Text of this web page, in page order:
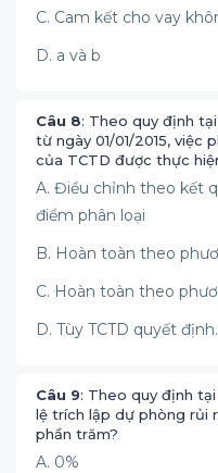
C. Cam kết cho vay
D. a và b
Câu 8: Theo quy định
từ ngày 01/01/2015, việc
của TCTD được thực
A. Điều chỉnh theo kết
điểm phân loại
B. Hoàn toàn theo
C. Hoàn toàn theo
D. Tùy TCTD quyết định.
Câu 9: Theo quy định
lệ trích lập dự phòng rủi
phần trăm?
A. 0%